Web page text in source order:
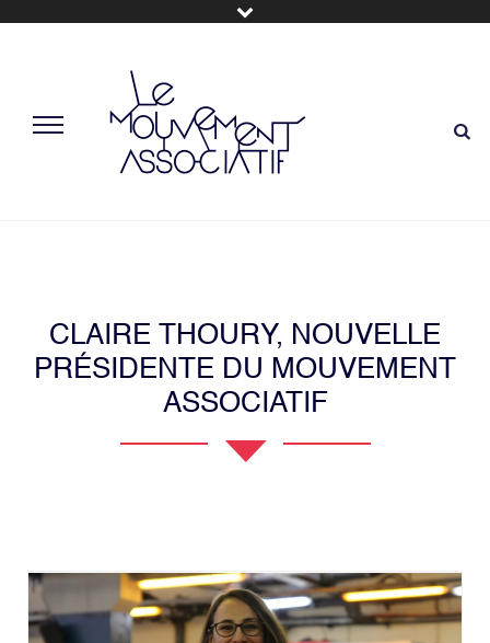
CLAIRE THOURY, NOUVELLE
PRÉSIDENTE DU MOUVEMENT
ASSOCIATIF